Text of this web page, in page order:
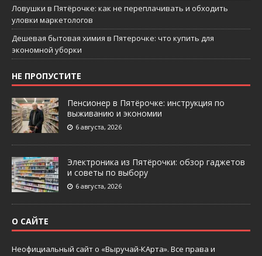
Ловушки в Пятёрочке: как не переплачивать и обходить
уловки маркетологов
Дешевая бытовая химия в Пятерочке: что купить для
экономной уборки
НЕ ПРОПУСТИТЕ
Пенсионер в Пятёрочке: инструкция по
выживанию и экономии
6 августа, 2026
Электроника из Пятёрочки: обзор гаджетов
и советы по выбору
6 августа, 2026
О САЙТЕ
Неофициальный сайт о «Выручай-КАрта». Все права и